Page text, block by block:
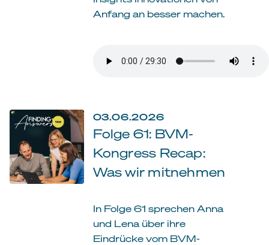
Anfang an besser machen.
03.06.2026
Folge 61: BVM-
Kongress Recap:
Was wir mitnehmen
In Folge 61 sprechen Anna
und Lena über ihre
Eindrücke vom BVM-